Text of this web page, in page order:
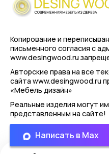
Копирование и
письменного согласия с
www.desingwood.ru
Авторские права на все
сайта www.desingwood.ru
«Мебель дизайн»
Реальные изделия могут
представленным на сайте!
ПолитикаНаписать в Max